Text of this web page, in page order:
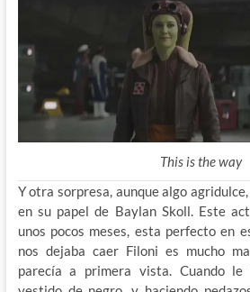
This is the way
Y otra sorpresa, aunque algo
en su papel de Baylan Skoll. Este
unos pocos meses, esta perfecto en
nos dejaba caer Filoni es mucho
parecía a primera vista. Cuando